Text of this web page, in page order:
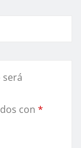
con *